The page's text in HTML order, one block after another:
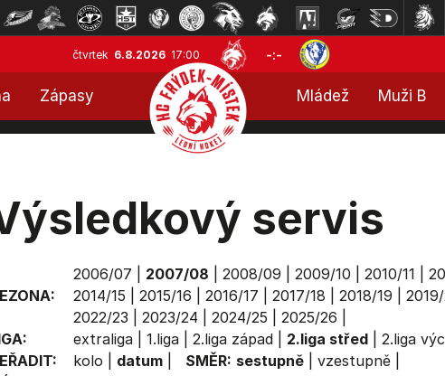
čtvrtek 6.8.2026 17:00 -:-
Zápasy Mládež Muži B
servis
2006/07 2007/08 2008/09 2009/10 2010/11
2014/15
2015/16 2016/17 2017/18 2018/19
2022/23
2023/24 2024/25 2025/26
extraliga| 1.liga| 2.liga západ| 2.liga střed| 2.liga
kolo datum| SMĚR: sestupně| vzestupně|